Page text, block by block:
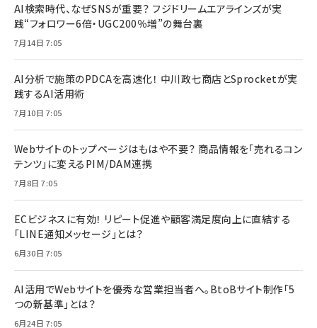
AI検索時代、なぜSNSが重要？ フジドリームエアラインズが実
践“フォロワー6倍・UGC200％増”の舞台裏
7月14日 7:05
AI分析で施策のPDCAを高速化！ 中川政七商店とSprocketが実
践するAI活用術
7月10日 7:05
Webサイトのトップページはもはや不要？ 商品情報を「売れるコン
テンツ」に変えるPIM/DAM連携
7月8日 7:05
ECビジネスに有効！ リピート促進や顧客満足度向上に直結する
「LINE通知メッセージ」とは？
6月30日 7:05
AI活用でWebサイトを優秀な営業担当者へ。BtoBサイト制作「5
つの新基準」とは？
6月24日 7:05